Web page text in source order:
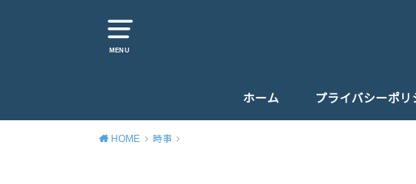
MENU
ホーム プライバシーポリ
HOME 時事